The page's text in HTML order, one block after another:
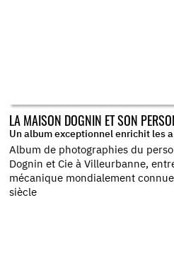
LA MAISON DOGNIN ET SON
Un album exceptionnel enrichit les
Album de photographies du
Dognin et Cie à Villeurbanne,
mécanique mondialement
siècle